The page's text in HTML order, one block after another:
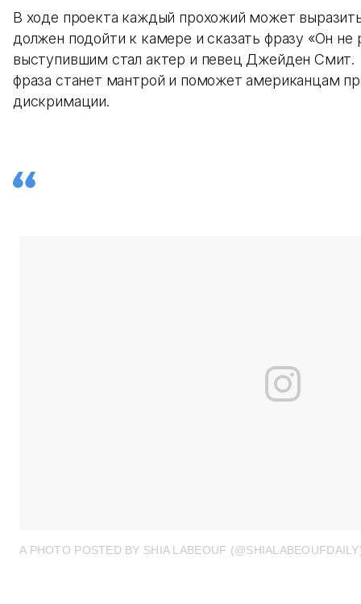
В ходе проекта каждый прохожий может
должен подойти к камере и сказать фразу «Он
выступившим стал актер и певец Джейден
фраза станет мантрой и поможет американцам
дискримации.
A PHOTO POSTED BY SHIA LABEOUF